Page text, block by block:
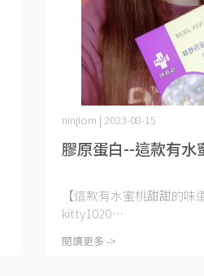
膠原蛋白--這款有水
ninjiom | 2023-08-15
【這款有水蜜桃甜甜的
kitty1020⋯
閱讀更多 ->